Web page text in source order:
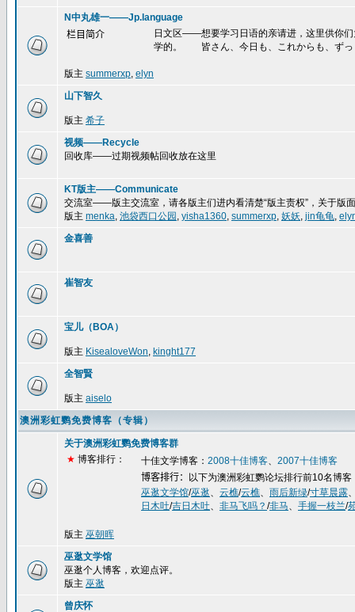
N中丸雄一——Jp.language
栏目简介
日文区——想要学习日语的亲请进，这里供你
学的。 皆さん、今日も、これからも、ずっ
版主 summerxp, elyn
山下智久
版主 希子
视频——Recycle
回收库——过期视频帖回收放在这里
KT版主——Communicate
交流室——版主交流室，请各版主们进内看清楚“版主责权”，关于版
版主 menka, 池袋西口公园 , yisha1360, summerxp, 妖妖, jin龟龟,
金喜善
崔智友
宝儿（BOA）
版主 KisealoveWon, kinght177
全智賢
版主 aiselo
澳洲彩虹鹦免费博客（专辑）
关于澳洲彩虹鹦免费博客群
★ 博客排行： 十佳文学博客： 2008十佳博客、 2007十佳博客
博客排行：
以下为澳洲彩虹鹦论坛排行前10名博客
巫逖文学馆/巫逖、 云樵/云樵、 雨后新绿/寸草晨露
日木吐/吉日木吐、 非马飞吗？ /非马、 手握一枝兰/
版主 巫朝晖
巫逖文学馆
巫逖个人博客，欢迎点评。
版主 巫逖
曾庆怀